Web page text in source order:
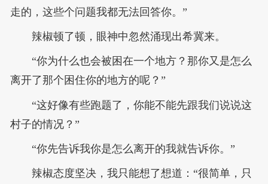
走的，这些个问题我都无法回答你。”
辣椒顿了顿，眼神中忽然涌现出希冀来。
“你为什么也会被困在一个地方？那你又是怎么
离开了那个困住你的地方的呢？”
“这好像有些跑题了，你能不能先跟我们说说这
村子的情况？”
“你先告诉我你是怎么离开的我就告诉你。”
辣椒态度坚决，我只能想了想道：“很简单，只